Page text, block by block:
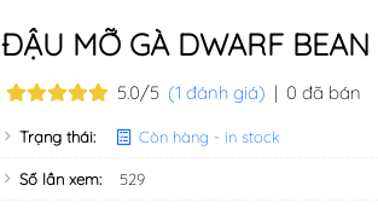
ĐẬU MỠ GÀ DWARF BEAN
5.0/5 (1 đánh giá) | 0 đã bán
Trạng thái: Còn hàng - in stock
Số lần xem: 529